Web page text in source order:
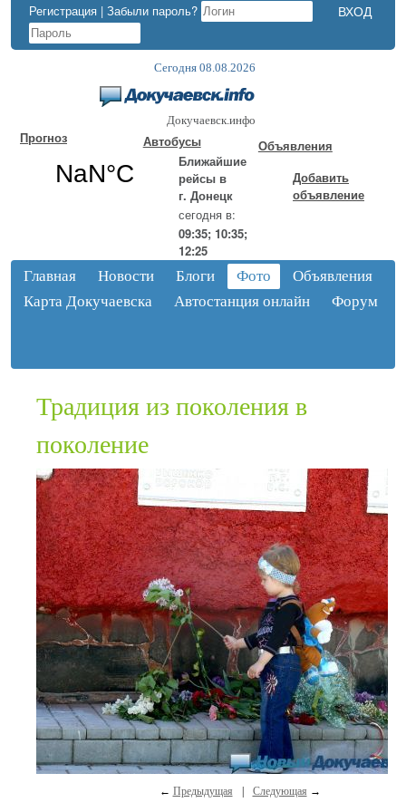
Регистрация | Забыли пароль?
Сегодня 08.08.2026
Докучаевск.инфо
Прогноз
Автобусы
Ближайшие
рейсы в
г. Донецк
сегодня в:
09:35; 10:35;
12:25
Объявления
Добавить
объявление
Главная Новости Блоги Фото
Объявления
Карта Докучаевска
Автостанция онлайн Форум
Традиция из поколения в
поколение
← Предыдущая Следующая →